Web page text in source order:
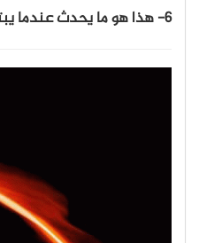
6- هذا هو ما يحدث عندما يبتلع الثقب الأسود نجمًا